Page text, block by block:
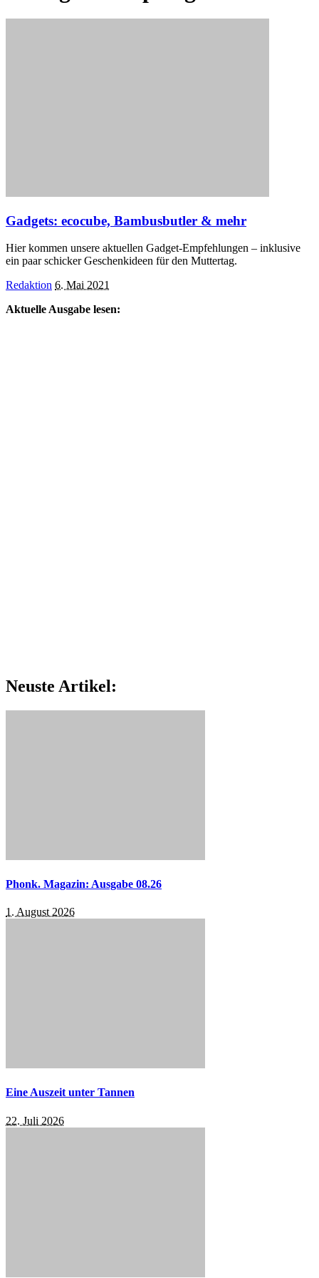
Gadgets: ecocube, Bambusbutler & mehr
Hier kommen unsere aktuellen Gadget-Empfehlungen – inklusive
ein paar schicker Geschenkideen für den Muttertag.
Posted
Redaktion 6. Mai 2021
Aktuelle Ausgabe lesen:
Neuste Artikel:
Phonk. Magazin: Ausgabe 08.26
1. August 2026
Eine Auszeit unter Tannen
22. Juli 2026